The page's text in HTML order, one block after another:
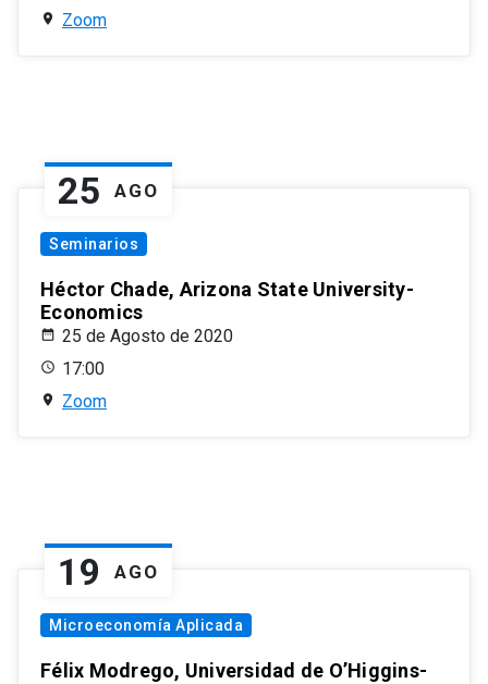
Zoom
25 AGO
Seminarios
Héctor Chade, Arizona State University-
Economics
25 de Agosto de 2020
17:00
Zoom
19 AGO
Microeconomía Aplicada
Félix Modrego, Universidad de O’Higgins-